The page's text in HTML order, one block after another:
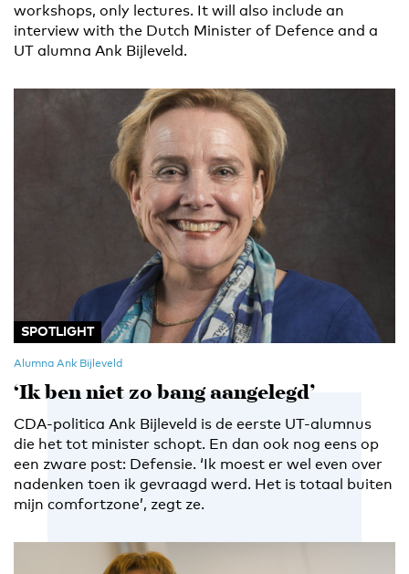
workshops, only lectures. It will also include an
interview with the Dutch Minister of Defence and a
UT alumna Ank Bijleveld.
SPOTLIGHT
Alumna Ank Bijleveld
‘Ik ben niet zo bang aangelegd’
CDA-politica Ank Bijleveld is de eerste UT-alumnus
die het tot minister schopt. En dan ook nog eens op
een zware post: Defensie. ‘Ik moest er wel even over
nadenken toen ik gevraagd werd. Het is totaal buiten
mijn comfortzone’, zegt ze.